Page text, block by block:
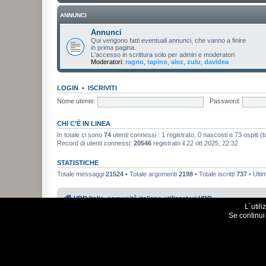
ANNUNCI
Annunci
Qui vengono fatti eventuali annunci, che vanno a finire
in prima pagina.
L'accesso in scrittura solo per admin e moderatori
Moderatori: ragno tapino alez zulu davidea
LOGIN • ISCRIVITI
Nome utente:
Password:
CHI C’È IN LINEA
In totale ci sono 74 utenti connessi : 1 registrato, 0 nascosti e 73 ospiti
Record di utenti connessi: 20546 registrato il 22 ott 2025, 22:32
STATISTICHE
Totale messaggi 21524 • Totale argomenti 2198 • Totale iscritti 737 •
VDR Italia, comunità italiana utilizzatori VDR
Se